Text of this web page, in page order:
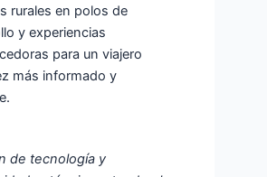
rurales en polos de
y experiencias
para un viajero
más informado y
de tecnología y